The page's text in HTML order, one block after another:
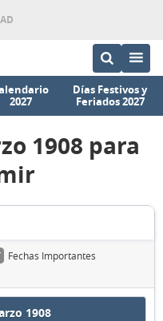
2027
Días Festivos y
Feriados 2027
1908 para
Fechas Importantes
1908